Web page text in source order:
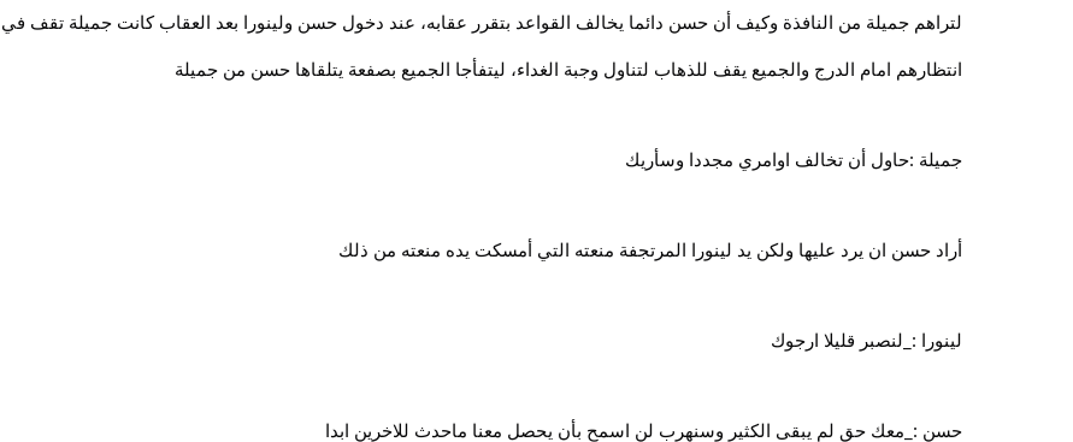
لتراهم جميلة من النافذة وكيف أن حسن دائما يخالف القواعد بتقرر عقابه، عند دخول حسن ولينورا بعد العقاب كانت جميلة تقف في
انتظارهم امام الدرج والجميع يقف للذهاب لتناول وجبة الغداء، ليتفأجا الجميع بصفعة يتلقاها حسن من جميلة
جميلة :حاول أن تخالف اوامري مجددا وسأريك
أراد حسن ان يرد عليها ولكن يد لينورا المرتجفة منعته التي أمسكت يده منعته من ذلك
لينورا :_لنصبر قليلا ارجوك
حسن :_معك حق لم يبقى الكثير وسنهرب لن اسمح بأن يحصل معنا ماحدث للاخرين ابدا